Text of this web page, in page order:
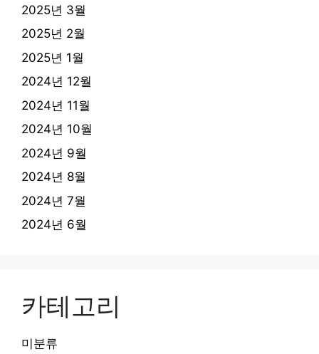
2025년 3월
2025년 2월
2025년 1월
2024년 12월
2024년 11월
2024년 10월
2024년 9월
2024년 8월
2024년 7월
2024년 6월
카테고리
미분류